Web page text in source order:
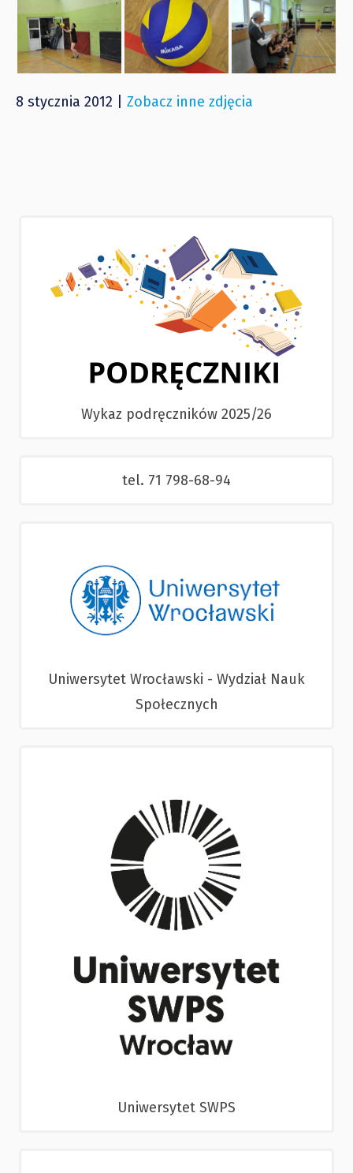
8 stycznia 2012 | Zobacz inne zdjęcia
Wykaz podręczników 2025/26
tel. 71 798-68-94
Uniwersytet Wrocławski - Wydział Nauk
Społecznych
Uniwersytet SWPS